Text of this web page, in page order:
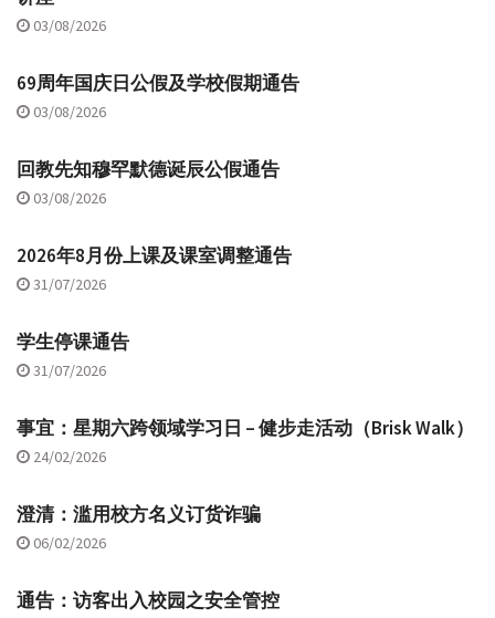
03/08/2026
69周年国庆日公假及学校假期通告
03/08/2026
回教先知穆罕默德诞辰公假通告
03/08/2026
2026年8月份上课及课室调整通告
31/07/2026
学生停课通告
31/07/2026
事宜：星期六跨领域学习日 – 健步走活动（Brisk Walk）
24/02/2026
澄清：滥用校方名义订货诈骗
06/02/2026
通告：访客出入校园之安全管控